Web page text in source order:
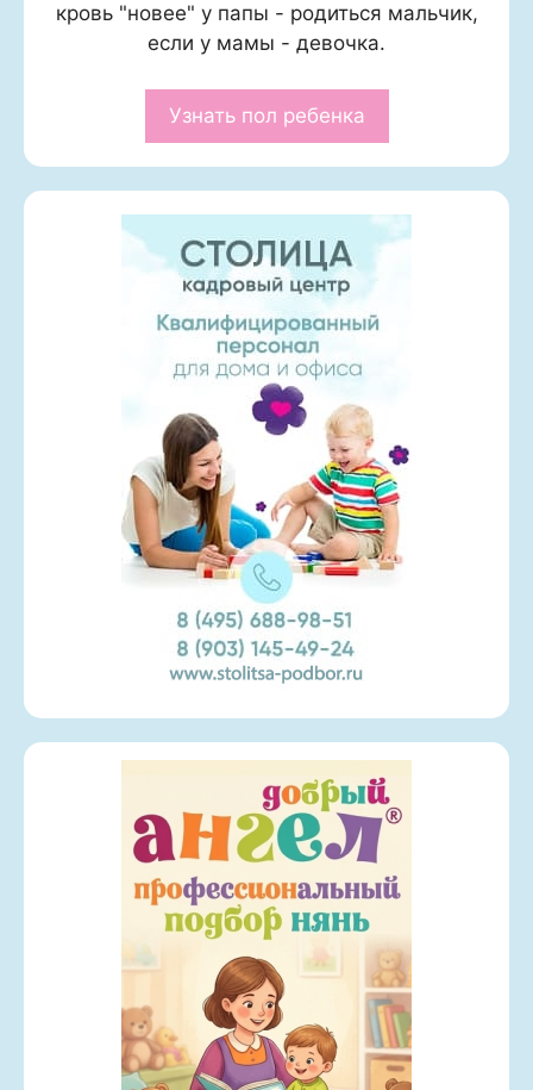
кровь "новее" у папы - родиться мальчик,
если у мамы - девочка.
Узнать пол ребенка